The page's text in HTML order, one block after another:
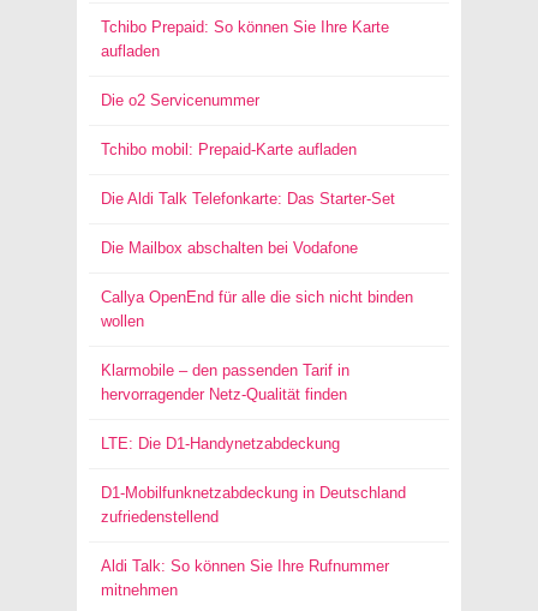
Tchibo Prepaid: So können Sie Ihre Karte
aufladen
Die o2 Servicenummer
Tchibo mobil: Prepaid-Karte aufladen
Die Aldi Talk Telefonkarte: Das Starter-Set
Die Mailbox abschalten bei Vodafone
Callya OpenEnd für alle die sich nicht binden
wollen
Klarmobile – den passenden Tarif in
hervorragender Netz-Qualität finden
LTE: Die D1-Handynetzabdeckung
D1-Mobilfunknetzabdeckung in Deutschland
zufriedenstellend
Aldi Talk: So können Sie Ihre Rufnummer
mitnehmen